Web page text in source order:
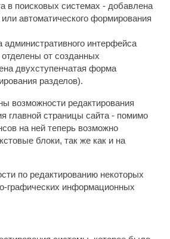
в поисковых системах - добавлена
автоматического формирования
интерфейса
от созданных
двухступенчатая форма
разделов).
возможности редактирования
главной страницы сайта - помимо
на ней теперь возможно
блоки, так же как и на
по редактированию некоторых
графических информационных